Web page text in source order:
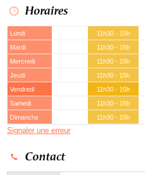
Horaires
Lundi 11h30 - 15h
Mardi
11h30 - 15h
Mercredi
11h30 - 15h
Jeudi
11h30 - 15h
Vendredi
11h30 - 15h
Samedi
11h30 - 15h
Dimanche
11h30 - 15h
Signaler une erreur
Contact